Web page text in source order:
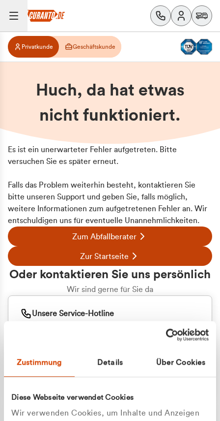
Zustimmung Details Über Cookies
Diese Webseite verwendet Cookies
Wir verwenden Cookies, um Inhalte und Anzeigen
Privatkunde Geschäftskunde
Huch, da hat etwas
nicht funktioniert.
Es ist ein unerwarteter Fehler aufgetreten. Bitte
versuchen Sie es später erneut.
Falls das Problem weiterhin besteht, kontaktieren Sie
bitte unseren Support und geben Sie, falls möglich,
weitere Informationen zum aufgetretenen Fehler an. Wir
entschuldigen uns für eventuelle Unannehmlichkeiten.
Zum Abfallberater
Zur Startseite
Oder kontaktieren Sie uns persönlich
Wir sind gerne für Sie da
Unsere Service-Hotline
+49 177 8376058